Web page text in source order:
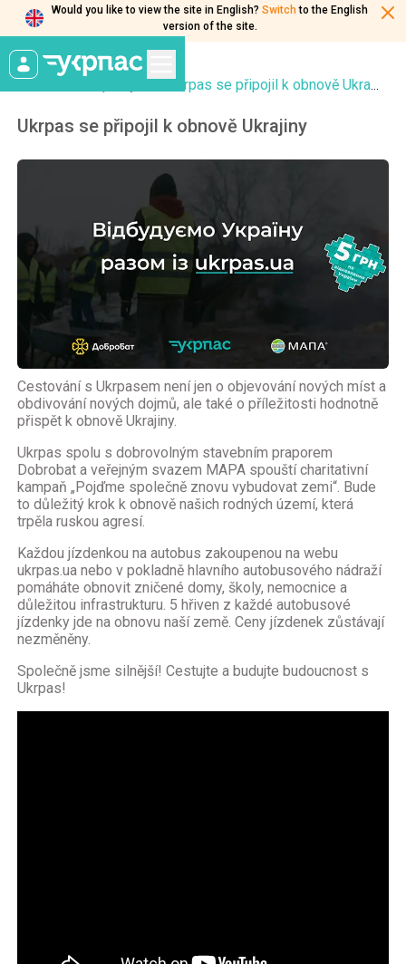
Would you like to view the site in English? Switch to the English
version of the site.
Hlavní
Ukrpas se připojil k obnově Ukrajiny
Cestování s Ukrpasem není jen o objevování nových míst a
obdivování nových dojmů, ale také o příležitosti hodnotně
přispět k obnově Ukrajiny.
Ukrpas spolu s dobrovolným stavebním praporem
Dobrobat a veřejným svazem MAPA spouští charitativní
kampaň „Pojďme společně znovu vybudovat zemi“. Bude
to důležitý krok k obnově našich rodných území, která
trpěla ruskou agresí.
Každou jízdenkou na autobus zakoupenou na webu
ukrpas.ua nebo v pokladně hlavního autobusového nádraží
pomáháte obnovit zničené domy, školy, nemocnice a
důležitou infrastrukturu. 5 hřiven z každé autobusové
jízdenky jde na obnovu naší země. Ceny jízdenek zůstávají
nezměněny.
Společně jsme silnější! Cestujte a budujte budoucnost s
Ukrpas!